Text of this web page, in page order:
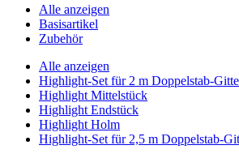
Alle anzeigen
Basisartikel
Zubehör
Alle anzeigen
Highlight-Set für 2 m Doppelstab-
Highlight Mittelstück
Highlight Endstück
Highlight Holm
Highlight-Set für 2,5 m Doppelstab-